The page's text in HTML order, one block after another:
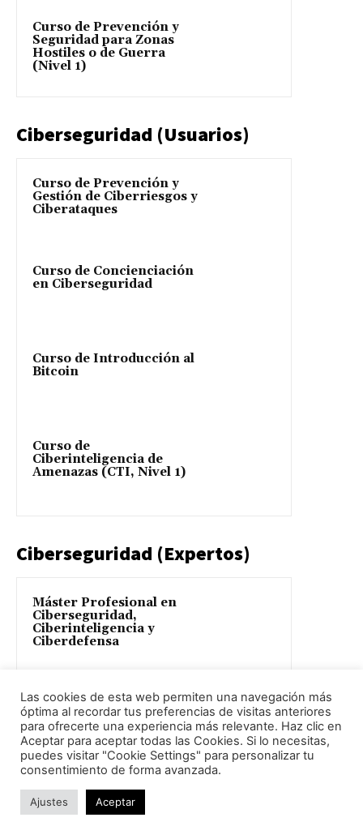
Curso de Prevención y
Seguridad para Zonas
Hostiles o de Guerra
(Nivel 1)
Ciberseguridad (Usuarios)
Curso de Prevención y
Gestión de Ciberriesgos y
Ciberataques
Curso de Concienciación
en Ciberseguridad
Curso de Introducción al
Bitcoin
Curso de
Ciberinteligencia de
Amenazas (CTI, Nivel 1)
Ciberseguridad (Expertos)
Máster Profesional en
Ciberseguridad,
Ciberinteligencia y
Ciberdefensa
Curso de Experto en
Ciberinteligencia
Curso de Experto en
Hacking Ético
Las cookies de esta web permiten una navegación más
óptima al recordar tus preferencias de visitas anteriores
para ofrecerte una experiencia más relevante. Haz clic en
Aceptar para aceptar todas las Cookies. Si lo necesitas,
puedes visitar "Cookie Settings" para personalizar tu
consentimiento de forma avanzada.
Ajustes Aceptar